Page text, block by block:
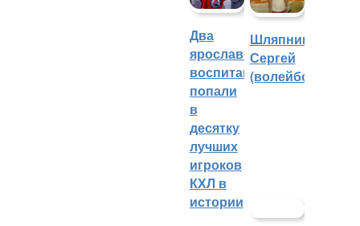
Два
ярославских
воспитанника
попали
в
десятку
лучших
игроков
КХЛ в
истории
Шляпников
Сергей
(волейбол)